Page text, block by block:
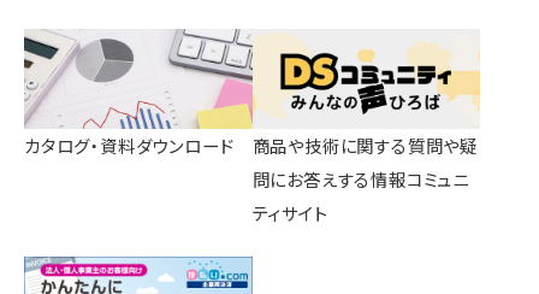
カタログ・資料ダウンロード
商品や技術に関する質問や疑
問にお答えする情報コミュニ
ティサイト